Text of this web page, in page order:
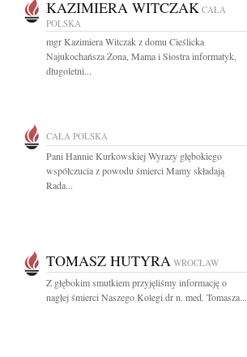
KAZIMIERA WITCZAK CAŁA
POLSKA
mgr Kazimiera Witczak z domu Cieślicka
Najukochańsza Żona, Mama i Siostra informatyk,
długoletni...
CAŁA POLSKA
Pani Hannie Kurkowskiej Wyrazy głębokiego
współczucia z powodu śmierci Mamy składają
Rada...
TOMASZ HUTYRA WROCŁAW
Z głębokim smutkiem przyjęliśmy informację o
nagłej śmierci Naszego Kolegi dr n. med. Tomasza...